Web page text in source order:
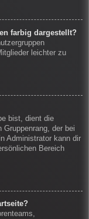
farbig dargestellt?
leichter zu
bist, dient die
Gruppenrang, der bei
Administrator kann dir
Bereich